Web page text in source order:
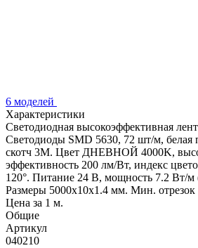
6 моделей
Характеристики
Светодиодная высокоэффективная
Светодиоды SMD 5630, 72 шт/м,
скотч 3M. Цвет ДНЕВНОЙ 4000K,
эффективность 200 лм/Вт, индекс
120°. Питание 24 В, мощность 7.2 Вт/м
Размеры 5000x10x1.4 мм. Мин. отрезок
Цена за 1 м.
Общие
Артикул
040210